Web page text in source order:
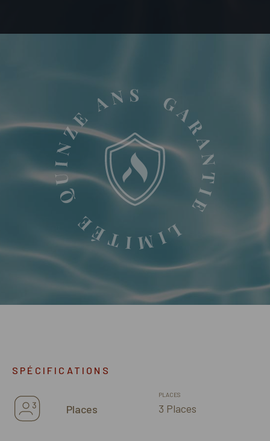
SPÉCIFICATIONS
Places
PLACES
3 Places